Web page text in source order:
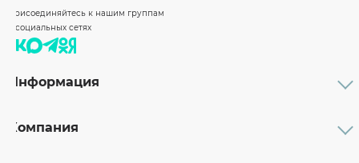
Присоединяйтесь к нашим группам
в социальных сетях
Информация
Бренды
Компания